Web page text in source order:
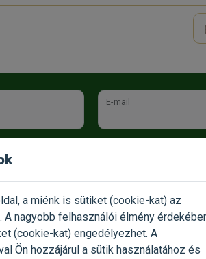
E-mail
FIZETÉSI MÓDOK
a miénk is sütiket (cookie-kat) az
nagyobb felhasználói élmény
(cookie-kat) engedélyezhet. A
Ön hozzájárul a sütik használatához és